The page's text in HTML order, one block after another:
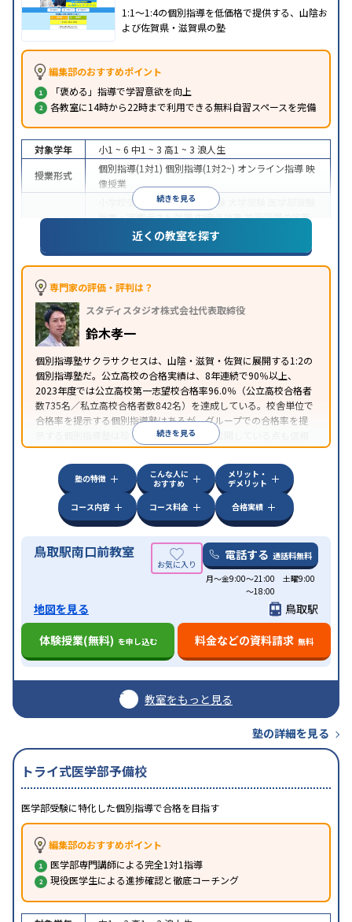
1:1～1:4の個別指導を低価格で提供する、山陰お
よび佐賀県・滋賀県の塾
編集部のおすすめポイント
「褒める」指導で学習意欲を向上
各教室に14時から22時まで利用できる無料自習スペースを完備
続きを見る
対象学年 小1 ~ 6 中1 ~ 3 高1 ~ 3 浪人生
授業形式
個別指導(1対1) 個別指導(1対2~) オンライン指導映
像授業
小学校受験 中学受験 高校受験
授業・定期テスト対策内申点対策学習習慣の定着
総合型選抜(旧AO)対策推薦入試対策
特徴
中高一貫校生に対応
応学習にPC・タブレットを利用オンライン対応
科目から受講可能
の子どもに対応
近くの教室を探す
専門家の評価・評判は？
スタディスタジオ株式会社代表取締役
鈴木孝一
個別指導塾サクラサクセスは、山陰・滋賀・佐賀に展開する1:2の
個別指導塾だ。公立高校の合格実績は、8年連続で90％以上、
2023年度では公立高校第一志望校合格率96.0％（公立高校合格者
数735名／私立高校合格者数842名）を達成している。校舎単位で
合格率を提示する個別指導塾はあるが、グループでの合格率を提
示する個別指導塾は珍しい。さらに人数を公開している点も信頼
できる。指導品質の高さと自信が伺える。
続きを見る
塾の特徴
こんな人に
おすすめ
メリット・
デメリット
コース内容
コース料金 合格実績
鳥取駅南口前教室 電話する 通話料無料
月～金9:00～21:00 土曜9:00
～18:00
地図を見る
鳥取駅
体験授業(無料) を申し込む 料金などの資料請求 無料
教室をもっと見る
塾の詳細を見る
トライ式医学部予備校
医学部受験に特化した個別指導で合格を目指す
編集部のおすすめポイント
医学部専門講師による完全1対1指導
現役医学生による進捗確認と徹底コーチング